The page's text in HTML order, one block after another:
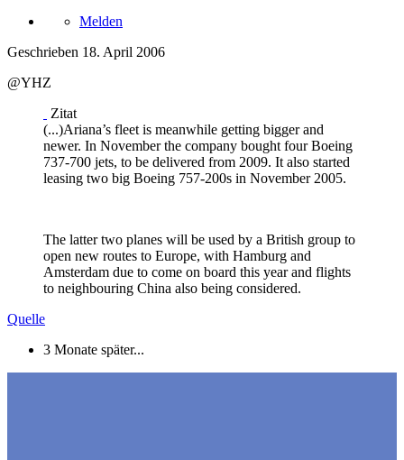
Melden
Geschrieben 18. April 2006
@YHZ
Zitat
(...)Ariana’s fleet is meanwhile getting bigger and
newer. In November the company bought four Boeing
737-700 jets, to be delivered from 2009. It also started
leasing two big Boeing 757-200s in November 2005.
The latter two planes will be used by a British group to
open new routes to Europe, with Hamburg and
Amsterdam due to come on board this year and flights
to neighbouring China also being considered.
Quelle
3 Monate später...